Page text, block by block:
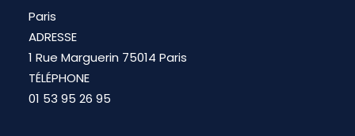
Paris
ADRESSE
1 Rue Marguerin 75014 Paris
TÉLÉPHONE
01 53 95 26 95